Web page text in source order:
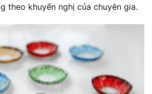
theo khuyến nghị của chuyên gia.